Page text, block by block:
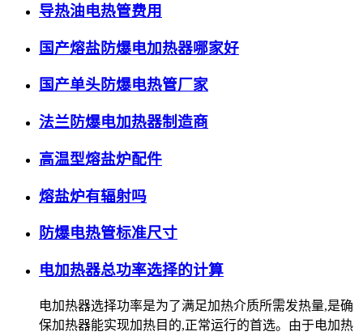
导热油电热管费用
国产熔盐防爆电加热器哪家好
国产单头防爆电热管厂家
法兰防爆电加热器制造商
高温型熔盐炉配件
熔盐炉有辐射吗
防爆电热管标准尺寸
电加热器总功率选择的计算
电加热器选择功率是为了满足加热介质所需发热量,是确
保加热器能实现加热目的,正常运行的首选。由于电加热